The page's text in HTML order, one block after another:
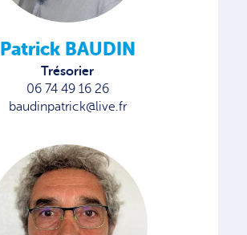
Patrick BAUDIN
Trésorier
06 74 49 16 26
baudinpatrick@live.fr